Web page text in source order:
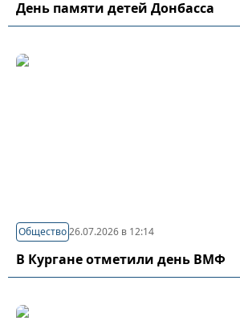
День памяти детей Донбасса
Общество26.07.2026 в 12:14
В Кургане отметили день ВМФ